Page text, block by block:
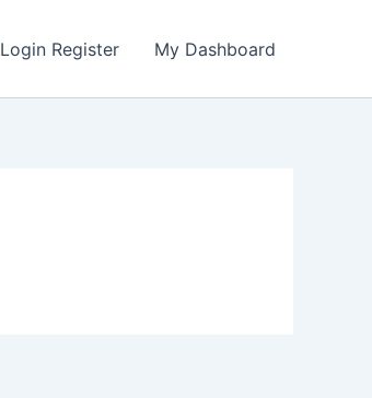
Login Register My Dashboard